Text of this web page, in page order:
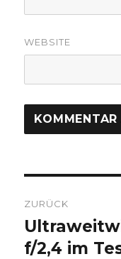
WEBSITE
ZURÜCK
Vorheriger
Beitrag:
f/2,4 im